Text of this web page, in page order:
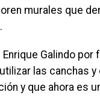
murales que
Galindo por
las canchas
y que ahora es